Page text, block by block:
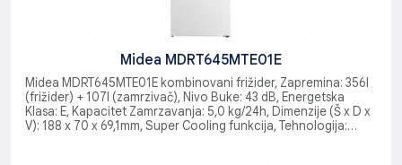
Midea MDRT645MTE01E
Midea MDRT645MTE01E kombinovani frižider, Zapremina: 356l
(frižider) + 107l (zamrzivač), Nivo Buke: 43 dB, Energetska
Klasa: E, Kapacitet Zamrzavanja: 5,0 kg/24h, Dimenzije (Š x D x
V): 188 x 70 x 69,1mm, Super Cooling funkcija, Tehnologija: